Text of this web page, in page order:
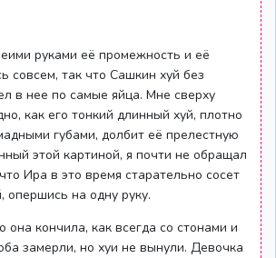
руками её промежность и её
совсем, так что Сашкин хуй без
в нее по самые яйца. Мне сверху
как его тонкий длинный хуй, плотно
губами, долбит её прелестную
этой картиной, я почти не обращал
Ира в это время старательно сосет
опершись на одну руку.
она кончила, как всегда со стонами и
замерли, но хуи не вынули. Девочка